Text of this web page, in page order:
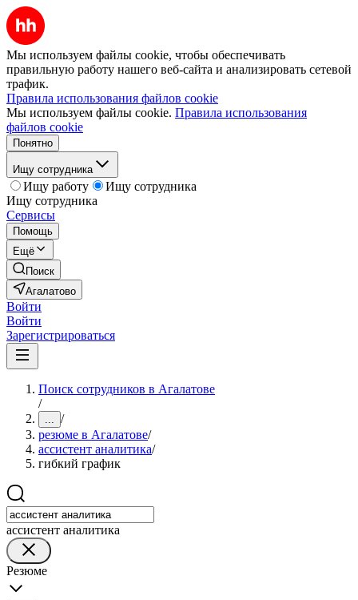
Мы используем файлы cookie, чтобы обеспечивать
правильную работу нашего веб-сайта и анализировать сетевой
трафик.
Правила использования файлов cookie
Мы используем файлы cookie. Правила использования
файлов cookie
Понятно
Ищу сотрудника
Ищу работу
Ищу сотрудника
Ищу сотрудника
Сервисы
Помощь
Ещё
Поиск
Агалатово
Войти
Войти
Зарегистрироваться
Поиск сотрудников в Агалатове
/
... /
резюме в Агалатове/
ассистент аналитика/
гибкий график
ассистент аналитика
Резюме